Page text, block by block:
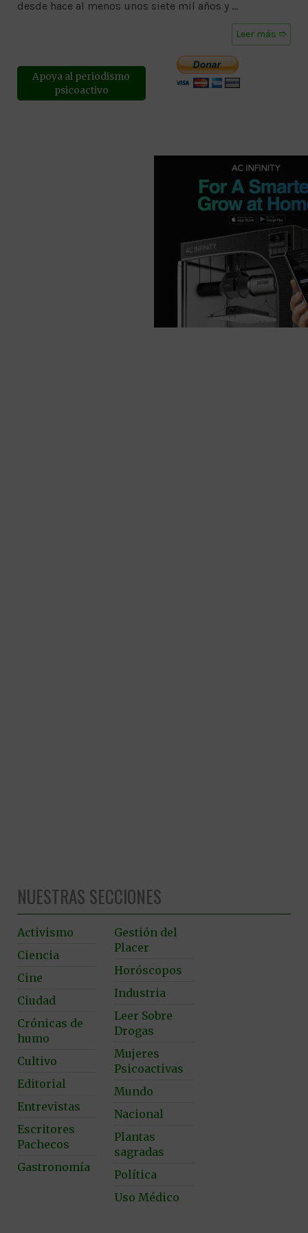
desde hace al menos unos siete mil años y …
Leer más ➱
Apoya al periodismo
psicoactivo
NUESTRAS SECCIONES
Activismo
Ciencia
Cine
Ciudad
Crónicas de
humo
Cultivo
Editorial
Entrevistas
Escritores
Pachecos
Gastronomía
Gestión del
Placer
Horóscopos
Industria
Leer Sobre
Drogas
Mujeres
Psicoactivas
Mundo
Nacional
Plantas
sagradas
Política
Uso Médico